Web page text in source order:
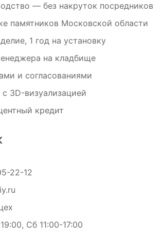
— без накруток посредников
памятников Московской области
1 год на установку
на кладбище
и согласованиями
3D-визуализацией
кредит
22-12
Сб 11:00-17:00